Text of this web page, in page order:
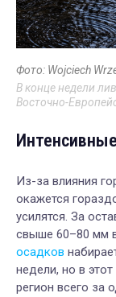
Фото: Wojciech
В конце недели
Восточно-
Из-за влияния
окажется
усилятся. За
свыше 60–80 мм
осадков
недели, но в
регион всего за